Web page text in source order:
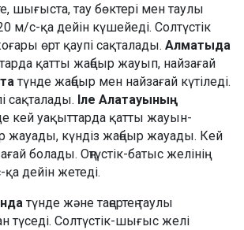
шығыста, тау бөктері мен таулы
м/с-қа дейін күшейеді. Солтүстік
өрт қаупі сақталады. Алматыда
қатты жаңбыр жауып, найзағай
түнде жаңбыр мен найзағай күтіледі.
сақталады. Іле Алатауының
кей уақыттарда қатты жауын-
жауады, күндіз жаңбыр жауады. Кей
болады. Оңтүстік-батыс желінің
дейін жетеді.
түнде және таңертең таулы
түседі. Солтүстік-шығыс желі